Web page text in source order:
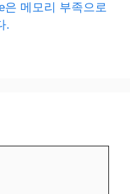
은 메모리 부족으로
.